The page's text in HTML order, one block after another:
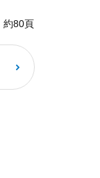
約80頁